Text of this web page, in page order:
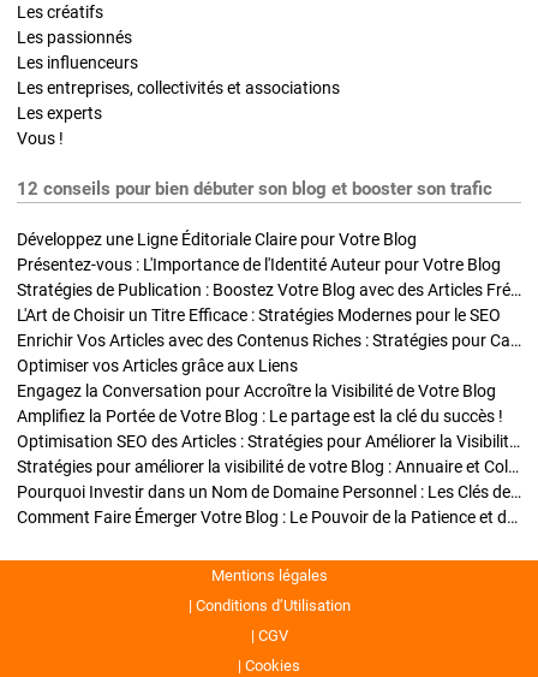
Les créatifs
Les passionnés
Les influenceurs
Les entreprises, collectivités et associations
Les experts
Vous !
12 conseils pour bien débuter son blog et booster son trafic
Développez une Ligne Éditoriale Claire pour Votre Blog
Présentez-vous : L'Importance de l'Identité Auteur pour Votre Blog
Stratégies de Publication : Boostez Votre Blog avec des Articles Fréquents et Exclusifs
L'Art de Choisir un Titre Efficace : Stratégies Modernes pour le SEO
Enrichir Vos Articles avec des Contenus Riches : Stratégies pour Captiver et Optimiser
Optimiser vos Articles grâce aux Liens
Engagez la Conversation pour Accroître la Visibilité de Votre Blog
Amplifiez la Portée de Votre Blog : Le partage est la clé du succès !
Optimisation SEO des Articles : Stratégies pour Améliorer la Visibilité de Votre Blog
Stratégies pour améliorer la visibilité de votre Blog : Annuaire et Collaborations
Pourquoi Investir dans un Nom de Domaine Personnel : Les Clés de la Réussite de Votre Blog
Comment Faire Émerger Votre Blog : Le Pouvoir de la Patience et de la Persévérance
Mentions légales
Conditions d’Utilisation
CGV
Cookies